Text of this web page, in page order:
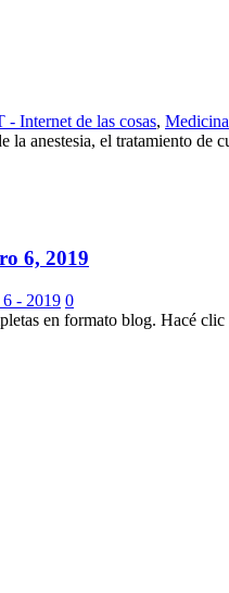
- Internet de las cosas, Medicina
anestesia, el tratamiento
6, 2019
- 2019 0
en formato blog. Hacé